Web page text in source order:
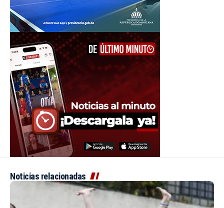
Noticias relacionadas